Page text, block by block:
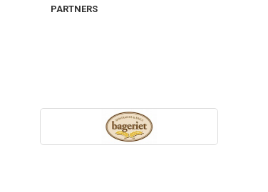
PARTNERS